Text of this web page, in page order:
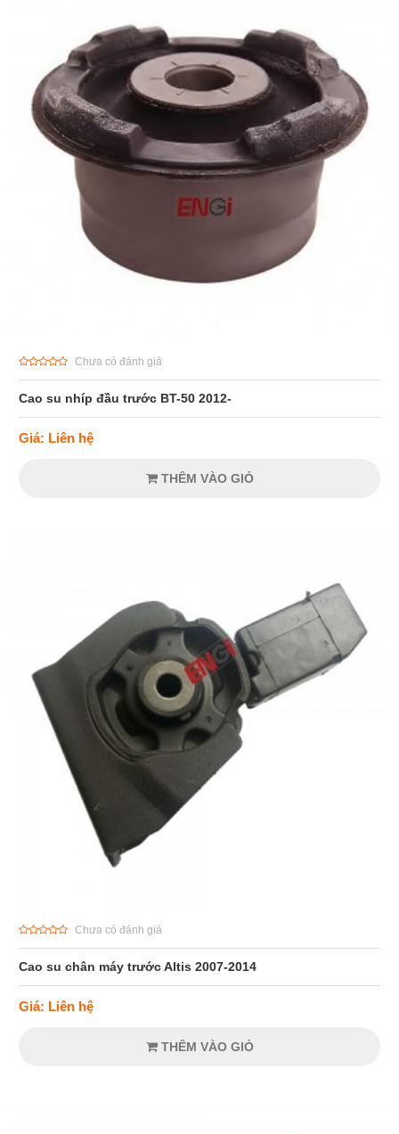
Chưa có đánh giá
Cao su nhíp đầu trước BT-50 2012-
Giá: Liên hệ
THÊM VÀO GIỎ
Chưa có đánh giá
Cao su chân máy trước Altis 2007-2014
Giá: Liên hệ
THÊM VÀO GIỎ